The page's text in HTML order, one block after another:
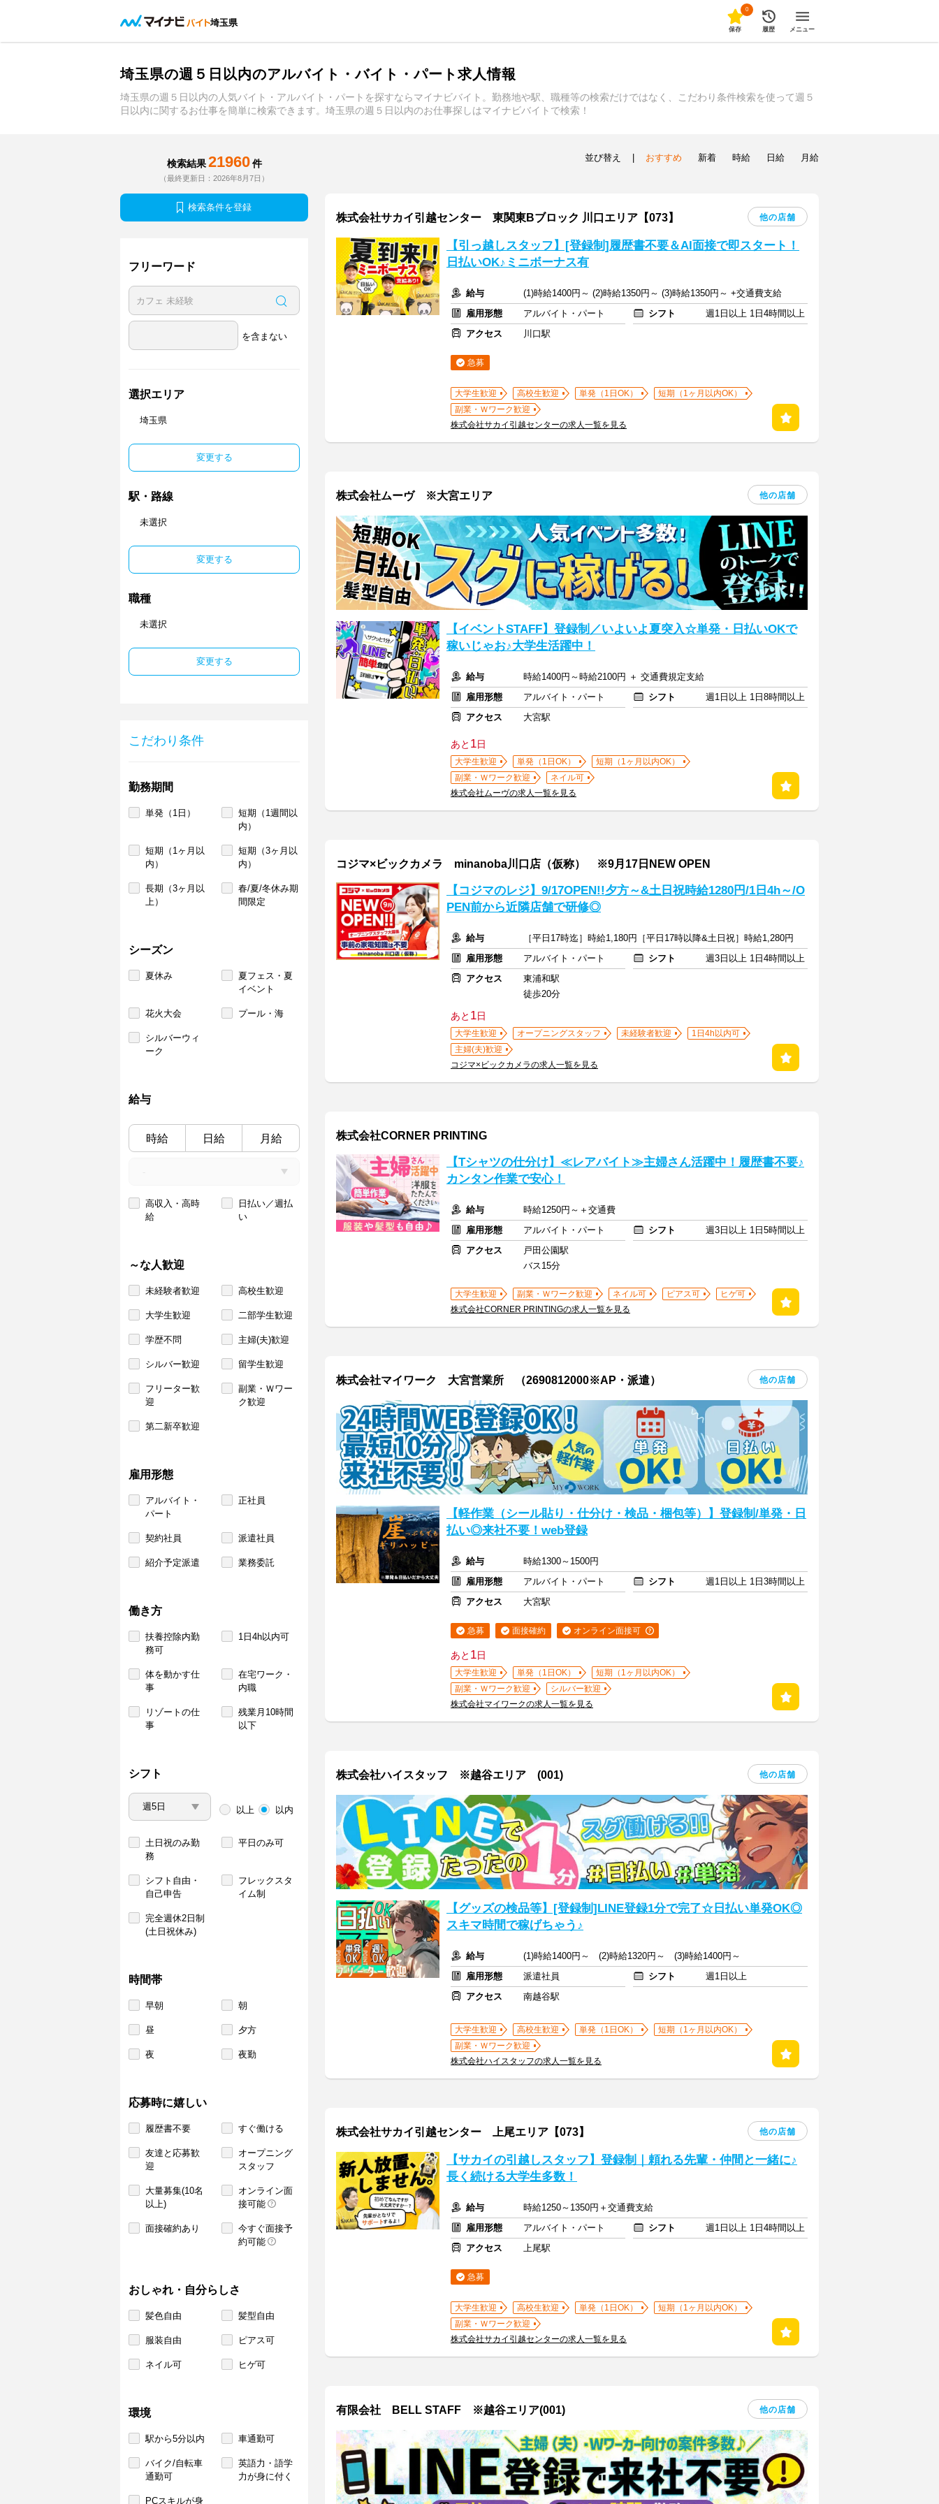
埼玉県
0
保存 履歴 メニュー
埼玉県の週５日以内のアルバイト・バイト・パート求人情報
埼玉県の週５日以内の人気バイト・アルバイト・パートを探すならマイナビバイト。勤務地や駅、職種等の検索だけではなく、こだわり条件検索を使って週５
日以内に関するお仕事を簡単に検索できます。埼玉県の週５日以内のお仕事探しはマイナビバイトで検索！
検索結果 21960 件
（最終更新日：2026年8月7日）
検索条件を登録
フリーワード
を含まない
選択エリア
埼玉県
変更する
駅・路線
未選択
変更する
職種
未選択
変更する
こだわり条件
勤務期間
単発（1日）
短期（1週間以
内）
短期（1ヶ月以
内）
短期（3ヶ月以
内）
長期（3ヶ月以
上）
春/夏/冬休み期
間限定
シーズン
夏休み
夏フェス・夏
イベント
花火大会 プール・海
シルバーウィ
ーク
給与
時給 日給 月給
高収入・高時
給
日払い／週払
い
～な人歓迎
未経験者歓迎 高校生歓迎
大学生歓迎 二部学生歓迎
学歴不問 主婦(夫)歓迎
シルバー歓迎 留学生歓迎
フリーター歓
迎
副業・Ｗワー
ク歓迎
第二新卒歓迎
雇用形態
アルバイト・
パート
正社員
契約社員 派遣社員
紹介予定派遣 業務委託
働き方
扶養控除内勤
務可
1日4h以内可
体を動かす仕
事
在宅ワーク・
内職
リゾートの仕
事
残業月10時間
以下
シフト
以上 以内
土日祝のみ勤
務
平日のみ可
シフト自由・
自己申告
フレックスタ
イム制
完全週休2日制
(土日祝休み)
時間帯
早朝 朝
昼 夕方
夜 夜勤
応募時に嬉しい
履歴書不要 すぐ働ける
友達と応募歓
迎
オープニング
スタッフ
大量募集(10名
以上)
オンライン面
接可能
面接確約あり
今すぐ面接予
約可能
おしゃれ・自分らしさ
髪色自由 髪型自由
服装自由 ピアス可
ネイル可 ヒゲ可
環境
駅から5分以内 車通勤可
バイク/自転車
通勤可
英語力・語学
力が身に付く
PCスキルが身
並び替え おすすめ 新着 時給 日給 月給
株式会社サカイ引越センター 東関東Bブロック 川口エリア【073】 他の店舗
【引っ越しスタッフ】[登録制]履歴書不要＆AI面接で即スタート！
日払いOK♪ミニボーナス有
給与
(1)時給1400円～ (2)時給1350円～ (3)時給1350円～ +交通費支給
雇用形態
アルバイト・パート シフト
週1日以上 1日4時間以上
アクセス
川口駅
急募
大学生歓迎 高校生歓迎 単発（1日OK）
短期（1ヶ月以内OK）
副業・Ｗワーク歓迎
株式会社サカイ引越センターの求人一覧を見る
株式会社ムーヴ ※大宮エリア 他の店舗
【イベントSTAFF】登録制／いよいよ夏突入☆単発・日払いOKで
稼いじゃお♪大学生活躍中！
給与
時給1400円～時給2100円 ＋ 交通費規定支給
雇用形態
アルバイト・パート シフト
週1日以上 1日8時間以上
アクセス
大宮駅
あと 1日
大学生歓迎 単発（1日OK）
短期（1ヶ月以内OK）
副業・Ｗワーク歓迎
ネイル可
株式会社ムーヴの求人一覧を見る
コジマ×ビックカメラ minanoba川口店（仮称） ※9月17日NEW OPEN
【コジマのレジ】9/17OPEN!!夕方～&土日祝時給1280円/1日4h～/O
PEN前から近隣店舗で研修◎
給与
［平日17時迄］時給1,180円［平日17時以降&土日祝］時給1,280円
雇用形態
アルバイト・パート シフト
週3日以上 1日4時間以上
アクセス
東浦和駅
徒歩20分
あと 1日
大学生歓迎 オープニングスタッフ 未経験者歓迎
1日4h以内可
主婦(夫)歓迎
コジマ×ビックカメラの求人一覧を見る
株式会社CORNER PRINTING
【Tシャツの仕分け】≪レアバイト≫主婦さん活躍中！履歴書不要♪
カンタン作業で安心！
給与
時給1250円～＋交通費
雇用形態
アルバイト・パート シフト
週3日以上 1日5時間以上
アクセス
戸田公園駅
バス15分
大学生歓迎 副業・Ｗワーク歓迎 ネイル可 ピアス可
ヒゲ可
株式会社CORNER PRINTINGの求人一覧を見る
株式会社マイワーク 大宮営業所 （2690812000※AP・派遣） 他の店舗
【軽作業（シール貼り・仕分け・検品・梱包等）】登録制/単発・日
払い◎来社不要！web登録
給与
時給1300～1500円
雇用形態
アルバイト・パート シフト
週1日以上 1日3時間以上
アクセス
大宮駅
急募 面接確約 オンライン面接可
あと 1日
大学生歓迎 単発（1日OK）
短期（1ヶ月以内OK）
副業・Ｗワーク歓迎
シルバー歓迎
株式会社マイワークの求人一覧を見る
株式会社ハイスタッフ ※越谷エリア (001) 他の店舗
【グッズの検品等】[登録制]LINE登録1分で完了☆日払い単発OK◎
スキマ時間で稼げちゃう♪
給与
(1)時給1400円～ (2)時給1320円～ (3)時給1400円～
雇用形態
派遣社員 シフト
週1日以上
アクセス
南越谷駅
大学生歓迎 高校生歓迎 単発（1日OK）
短期（1ヶ月以内OK）
副業・Ｗワーク歓迎
株式会社ハイスタッフの求人一覧を見る
株式会社サカイ引越センター 上尾エリア【073】 他の店舗
【サカイの引越しスタッフ】登録制｜頼れる先輩・仲間と一緒に♪
長く続ける大学生多数！
給与
時給1250～1350円＋交通費支給
雇用形態
アルバイト・パート シフト
週1日以上 1日4時間以上
アクセス
上尾駅
急募
大学生歓迎 高校生歓迎 単発（1日OK）
短期（1ヶ月以内OK）
副業・Ｗワーク歓迎
株式会社サカイ引越センターの求人一覧を見る
有限会社 BELL STAFF ※越谷エリア(001) 他の店舗